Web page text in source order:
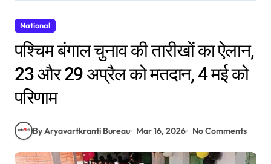
National
पश्चिम बंगाल चुनाव की तारीखों का ऐलान,
23 और 29 अप्रैल को मतदान, 4 मई को
परिणाम
By Aryavartkranti Bureau Mar 16, 2026 No Comments